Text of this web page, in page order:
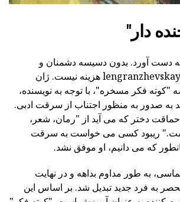
دار"
دست آورد. بدون دسیسه دشمنان و
حسادت بیوگرافی lengranzhevskaya هزینه نیست. ژان
"کوته فکر مسخره"، با توجه به نویسنده،
به صدور به منظور اجتناب از سرقت ادبی.
حماقت دختر که می آید از "رمان، شعر،
ریبود کسی می خواست به سرقت
که می دانیم، او موفق نشد.
به طور مداوم بداهه و در نهایت
به فرد جدید تبدیل شد. بر اساس این